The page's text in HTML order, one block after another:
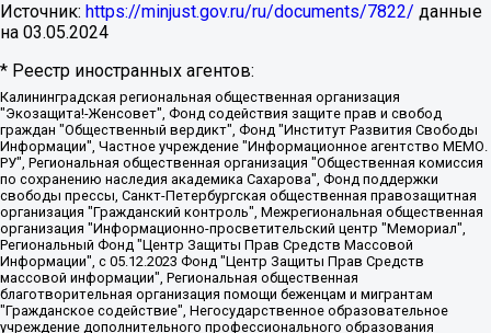
Источник: https://minjust.gov.ru/ru/documents/7822/ данные
на 03.05.2024
* Реестр иностранных агентов:
Калининградская региональная общественная организация "Экозащита!-Женсовет", Фонд содействия защите прав и свобод граждан "Общественный вердикт", Фонд "Институт Развития Свободы Информации", Частное учреждение "Информационное агентство МЕМО. РУ", Региональная общественная организация "Общественная комиссия по сохранению наследия академика Сахарова", Фонд поддержки свободы прессы, Санкт-Петербургская общественная правозащитная организация "Гражданский контроль", Межрегиональная общественная организация "Информационно-просветительский центр "Мемориал", Региональный Фонд "Центр Защиты Прав Средств Массовой Информации", с 05.12.2023 Фонд "Центр Защиты Прав Средств массовой информации", Региональная общественная благотворительная организация помощи беженцам и мигрантам "Гражданское содействие", Негосударственное образовательное учреждение дополнительного профессионального образования (повышение квалификации) специалистов "АКАДЕМИЯ ПО ПРАВАМ ЧЕЛОВЕКА", Свердловская региональная общественная организация "Сутяжник", Автономная некоммерческая организация "Центр независимых социологических исследований", Союз общественных объединений "Российский исследовательский центр по правам человека", Региональное общественное учреждение научно-информационный центр "МЕМОРИАЛ", Некоммерческая организация "Фонд защиты гласности", Автономная некоммерческая организация "Институт прав человека", Городская общественная организация "Екатеринбургское общество "МЕМОРИАЛ", Городская общественная организация "Рязанское историко-просветительское и правозащитное общество "Мемориал" (Рязанский Мемориал), Челябинский региональный орган общественной самодеятельности – женское общественное объединение "Женщины Евразии", Челябинский региональный орган общественной самодеятельности "Уральская правозащитная группа", Фонд содействия защите здоровья и социальной справедливости имени Андрея Рылькова, Автономная Некоммерческая Организация "Аналитический Центр Юрия Левады", Автономная некоммерческая организация социальной поддержки населения "Проект Апрель", Региональная общественная организация помощи женщинам и детям, находящимся в кризисной ситуации "Информационно-методический центр "Анна", Фонд содействия развитию массовых коммуникаций и правовому просвещению "Так-так-Так", Фонд содействия устойчивому развитию "Серебряная тайга", Свердловский региональный общественный фонд социальных проектов "Новое время", "Idel.Реалии", Кавказ.Реалии, Крым.Реалии, Телеканал Настоящее Время, Татаро-башкирская служба Радио Свобода (Azatliq Radiosi), Радио Свободная Европа/Радио Свобода (PCE/PC), "Сибирь.Реалии", "Фактограф", Благотворительный фонд помощи осужденным и их семьям, Автономная некоммерческая организация "Институт глобализации и социальных движений", Фонд "В защиту прав заключенных", Частное учреждение "Центр поддержки и содействия развитию средств массовой информации", Пензенский региональный общественный благотворительный фонд "Гражданский союз", "Север.Реалии", Некоммерческая организация Фонд "Правовая инициатива", Общество с ограниченной ответственностью "Радио Свободная Европа/Радио Свобода", Чешское информационное агентство "MEDIUM-ORIENT", Красноярская региональная общественная организация "Мы против СПИДа", Камалягин Денис Николаевич, Маркелов Сергей Евгеньевич, Пономарев Лев Александрович, Савицкая Людмила Алексеевна, Автономная некоммерческая организация "Центр по работе с проблемой насилия "НАСИЛИЮ.НЕТ", Межрегиональный профессиональный союз работников здравоохранения "Альянс врачей", Юридическое лицо, зарегистрированное в Латвийской Республике, SIA "Medusa Project" (регистрационный номер 40103797863, дата регистрации 10.06.2014), Некоммерческая организация "Фонд по борьбе с коррупцией", Автономная некоммерческая организация "Институт права и публичной политики", Баданин Роман Сергеевич, Гликин Максим Александрович, Железнова Мария Михайловна, Лукьянова Юлия Сергеевна, Маетная Елизавета Витальевна, Маняхин Петр Борисович, Чуракова Ольга Владимировна, Ярош Юлия Петровна, Юридическое лицо "The Insider SIA", зарегистрированное в Риге, Латвийская Республика (дата регистрации 26.06.2015), являющееся администратором доменного имени интернет-издания "The Insider SIA", https://theins.ru, Постернак Алексей Евгеньевич, Рубин Михаил Аркадьевич, Анин Роман Александрович, Юридическое лицо Istories fonds, зарегистрированное в Латвийской Республике (регистрационный номер 50008295751, дата регистрации 24.02.2020), Великовский Дмитрий Александрович, Долинина Ирина Николаевна, Мароховская Алеся Алексеевна, Шлейнов Роман Юрьевич, Шмагун Олеся Валентиновна, Общество с ограниченной ответственностью "Альтаир 2021", Общество с ограниченной ответственностью "Вега 2021", Общество с ограниченной ответственностью "Главный редактор 2021", Общество с ограниченной ответственностью "Ромашки монолит", Важенков Артем Валерьевич, Ивановская областная общественная организация "Центр гендерных исследований", Гурман Юрий Альбертович, Медиапроект "ОВД-Инфо", Егоров Владимир Владимирович, Жилинский Владимир Александрович, Общество с ограниченной ответственностью "ЗП", Иванова София Юрьевна, Карезина Инна Павловна, Кильтау Екатерина Викторовна, Петров Алексей Викторович, Пискунов Сергей Евгеньевич, Смирнов Сергей Сергеевич, Тихонов Михаил Сергеевич, Общество с ограниченной ответственностью "ЖУРНАЛИСТ-ИНОСТРАННЫЙ АГЕНТ", Арапова Галина Юрьевна, Вольтская Татьяна Анатольевна, Американская компания "Mason G.E.S. Anonymous Foundation" (США), являющаяся владельцем интернет-издания https://mnews.world/, Компания "Stichting Bellingcat", зарегистрированная в Нидерландах (дата регистрации 11.07.2018), Захаров Андрей Вячеславович, Клепиковская Екатерина Дмитриевна, Общество с ограниченной ответственностью "МЕМО", Перл Роман Александрович, Симонов Евгений Алексеевич, Соловьева Елена Анатольевна, Сотников Даниил Владимирович, Сурначева Елизавета Дмитриевна, Автономная некоммерческая организация по защите прав человека и информированию населения "Якутия – Наше Мнение", Общество с ограниченной ответственностью "Москоу диджитал медиа", с 26.01.2023 Общество с ограниченной ответственностью "Чайка Белые сады", Ветошкина Валерия Валерьевна, Заговора Максим Александрович, Межрегиональное общественное движение "Российская ЛГБТ - сеть", Оленичев Максим Владимирович, Павлов Иван Юрьевич, Скворцова Елена Сергеевна, Общество с ограниченной ответственностью "Как бы инагент", Кочетков Игорь Викторович, Общество с ограниченной ответственностью "Честные выборы", Еланчик Олег Александрович, Общество с ограниченной ответственностью "Нобелевский призыв", Гималова Регина Эмилевна, Григорьев Андрей Валерьевич, Григорьева Алина Александровна, Ассоциация по содействию защите прав призывников, альтернативнослужащих и военнослужащих "Правозащитная группа "Гражданин.Армия.Право", Хисамова Регина Фаритовна, Автономная некоммерческая организация по реализации социально-правовых программ "Лилит", Дальневосточное общественное движение "Маяк", Санкт-Петербургская ЛГБТ-инициативная группа "Выход", Инициативная группа ЛГБТ+ "Реверс", Алексеев Андрей Викторович, Бекбулатова Таисия Львовна, Беляев Иван Михайлович, Владыкина Елена Сергеевна, Гельман Марат Александрович, Никульшина Вероника Юрьевна, Толоконникова Надежда Андреевна, Шендерович Виктор Анатольевич, Общество с ограниченной ответственностью "Данное сообщение", Общество с ограниченной ответственностью Издательский дом "Новая глава", Айнбиндер Александра Александровна, Московский комьюнити-центр для ЛГБТ+инициатив, Благотворительный фонд развития филантропии, Deutsche Welle (Германия, Kurt-Schumacher-Strasse 3, 53113 Bonn), Борзунова Мария Михайловна, Воробьев Виктор Викторович, Голубева Анна Львовна, Константинова Алла Михайловна, Малкова Ирина Владимировна, Мурадов Мурад Абдулгалимович, Осетинская Елизавета Николаевна, Понасенков Евгений Николаевич, Ганапольский Матвей Юрьевич, Киселев Евгений Алексеевич, Борухович Ирина Григорьевна, Дремин Иван Тимофеевич, Дубровский Дмитрий Викторович, Красноярская региональная общественная организация поддержки и развития альтернативных образовательных технологий и межкультурных коммуникаций "ИНТЕРРА", Маяковская Екатерина Алексеевна, Фейгин Марк Захарович, Филимонов Андрей Викторович, Дзугкоева Регина Николаевна, Доброхотов Роман Александрович, Дудь Юрий Александрович, Елкин Сергей Владимирович, Кругликов Кирилл Игоревич, Сабунаева Мария Леонидовна, Семенов Алексей Владимирович, Шаинян Карен Багратович, Шульман Екатерина Михайловна, Асафьев Артур Валерьевич, Вахштайн Виктор Семенович, Венедиктов Алексей Алексеевич, Лушникова Екатерина Евгеньевна, Волков Леонид Михайлович, Невзоров Александр Глебович, Пархоменко Сергей Борисович, Сироткин Ярослав Николаевич, Кара-Мурза Владимир Владимирович, Баранова Наталья Владимировна, Гозман Леонид Яковлевич, Кагарлицкий Борис Юльевич, Климарев Михаил Валерьевич, Милов Владимир Станиславович, Автономная некоммерческая организация Краснодарский центр современного искусства "Типография", Моргенштерн Алишер Тагирович, Соболь Любовь Эдуардовна, Общество с ограниченной ответственностью "ЛИЗА НОРМ", Каспаров Гарри Кимович, Ходорковский Михаил Борисович, Общество с ограниченной ответственностью "Апрельские тезисы", Данилович Ирина Брониславовна, Кашин Олег Владимирович, Петров Николай Владимирович, Пивоваров Алексей Владимирович, Соколов Михаил Владимирович, Цветкова Юлия Владимировна, Чичваркин Евгений Александрович, Комитет против пыток/Команда против пыток, Общество с ограниченной ответственностью "Первый научный", Общество с ограниченной ответственностью "Вертолет и ко", Белоцерковская Вероника Борисовна, Кац Максим Евгеньевич, Лазарева Татьяна Юрьевна, Шаведдинов Руслан Табризович, Яшин Илья Валерьевич, Общество с ограниченной ответственностью "Иноагент ААВ", Алешковский Дмитрий Петрович, Альбац Евгения Марковна, Быков Дмитрий Львович, Галямина Юлия Евгеньевна, Лойко Сергей Леонидович, Мартынов Кирилл Константинович, Медведев Сергей Александрович, Крашенинников Федор Геннадиевич, Гордеева Катерина Вл